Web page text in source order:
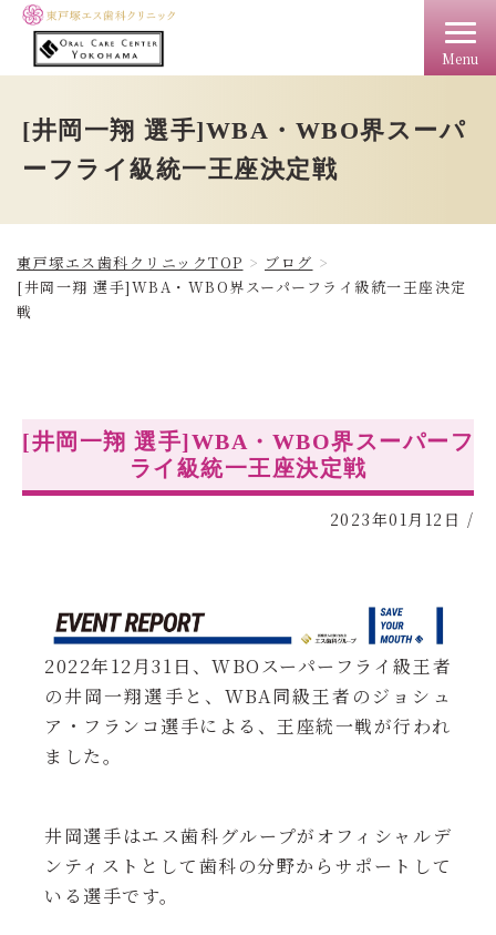
Menu
[井岡一翔 選手]WBA・WBO界スーパ
ーフライ級統一王座決定戦
東戸塚エス歯科クリニックTOP
ブログ
[井岡一翔 選手]WBA・WBO界スーパーフライ級統一王座決定
戦
[井岡一翔 選手]WBA・WBO界スーパーフ
ライ級統一王座決定戦
2023年01月12日 /
2022年12月31日、WBOスーパーフライ級王者
の井岡一翔選手と、WBA同級王者のジョシュ
ア・フランコ選手による、王座統一戦が行われ
ました。
井岡選手はエス歯科グループがオフィシャルデ
ンティストとして歯科の分野からサポートして
いる選手です。